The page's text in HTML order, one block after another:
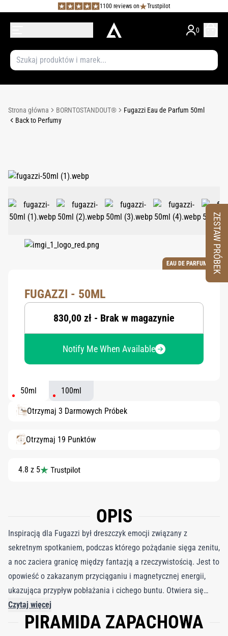
1100 reviews on Trustpilot
0
Strona główna BORNTOSTANDOUT®
Fugazzi Eau de Parfum 50ml
Back to Perfumy
EAU DE PARFUM
FUGAZZI - 50ML
830,00 zł - Brak w magazynie
Notify Me When Available
50ml 100ml
Otrzymaj 3 Darmowych Próbek
Otrzymaj 19 Punktów
4.8 z 5
OPIS
Inspiracją dla Fugazzi był dreszczyk emocji związany z
sekretnym spotkaniem, podczas którego pożądanie sięga zenitu,
a noc zaciera granicę między fantazją a rzeczywistością. Jest to
opowieść o zakazanym przyciąganiu i magnetycznej energii,
ukazująca przypływ pobłażania i cichego buntu. Otwiera się
kremową falą mleka, rozjaśnioną musującą skórką grejpfruta i
mandarynki. Dymne kadzidło i pikantny kminek wplatają się,
Czytaj więcej
PIRAMIDA ZAPACHOWA
ZESTAW PRÓBEK